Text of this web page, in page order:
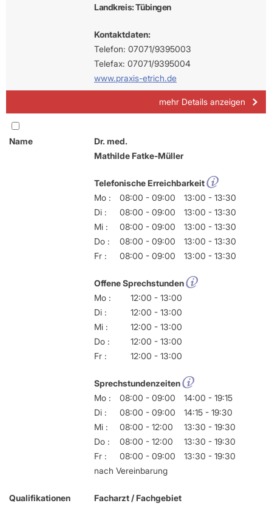
Landkreis: Tübingen
Kontaktdaten:
Telefon: 07071/9395003
Telefax: 07071/9395004
www.praxis-etrich.de
mehr Details anzeigen
Name
Dr. med.
Mathilde Fatke-Müller
Telefonische Erreichbarkeit
Mo :
08:00 - 09:00
13:00 - 13:30
Di :
08:00 - 09:00
13:00 - 13:30
Mi :
08:00 - 09:00
13:00 - 13:30
Do :
08:00 - 09:00
13:00 - 13:30
Fr :
08:00 - 09:00 13:00 - 13:30
Offene Sprechstunden
Mo :
12:00 - 13:00
Di :
12:00 - 13:00
Mi :
12:00 - 13:00
Do :
12:00 - 13:00
Fr :
12:00 - 13:00
Sprechstundenzeiten
Mo :
08:00 - 09:00
14:00 - 19:15
Di :
08:00 - 09:00
14:15 - 19:30
Mi :
08:00 - 12:00
13:30 - 19:30
Do :
08:00 - 12:00
13:30 - 19:30
Fr :
08:00 - 09:00
13:30 - 19:30
nach Vereinbarung
Qualifikationen
Facharzt / Fachgebiet